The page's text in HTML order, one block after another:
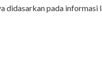
didasarkan pada informasi